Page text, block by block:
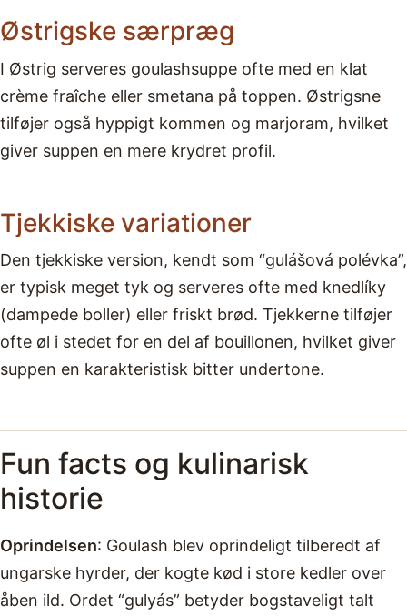
Østrigske særpræg
I Østrig serveres goulashsuppe ofte med en klat
crème fraîche eller smetana på toppen. Østrigsne
tilføjer også hyppigt kommen og marjoram, hvilket
giver suppen en mere krydret profil.
Tjekkiske variationer
Den tjekkiske version, kendt som “gulášová polévka”,
er typisk meget tyk og serveres ofte med knedlíky
(dampede boller) eller friskt brød. Tjekkerne tilføjer
ofte øl i stedet for en del af bouillonen, hvilket giver
suppen en karakteristisk bitter undertone.
Fun facts og kulinarisk
historie
Oprindelsen: Goulash blev oprindeligt tilberedt af
ungarske hyrder, der kogte kød i store kedler over
åben ild. Ordet “gulyás” betyder bogstaveligt talt